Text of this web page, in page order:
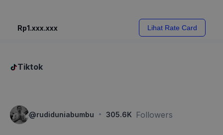
Rp1.xxx.xxx Lihat Rate Card
Tiktok
@rudiduniabumbu · 305.6K Followers